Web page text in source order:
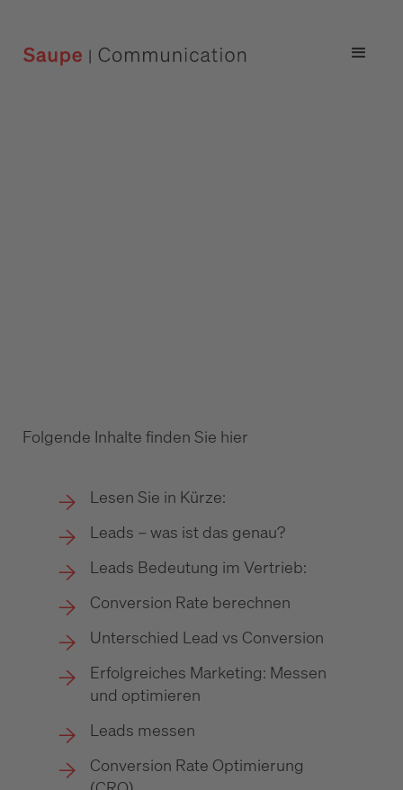
Folgende Inhalte finden Sie hier
Lesen Sie in Kürze:
Leads – was ist das genau?
Leads Bedeutung im Vertrieb:
Conversion Rate berechnen
Unterschied Lead vs Conversion
Erfolgreiches Marketing: Messen
und optimieren
Leads messen
Conversion Rate Optimierung